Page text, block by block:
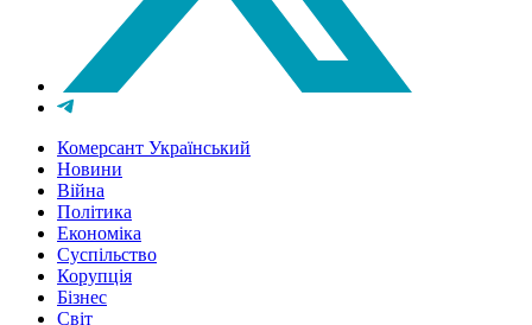
Комерсант Український
Новини
Війна
Політика
Економіка
Суспільство
Корупція
Бізнес
Світ